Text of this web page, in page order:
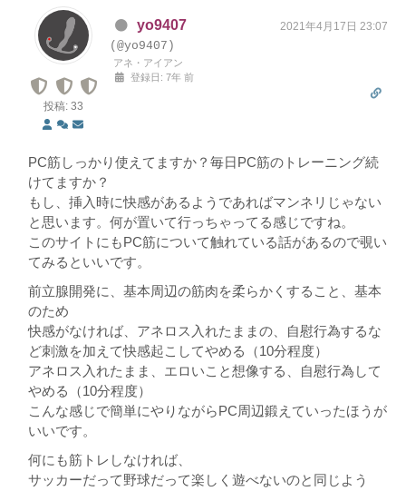
投稿: 33
yo9407 2021年4月17日 23:07
(@yo9407)
アネ・アイアン
登録日: 7年 前
PC筋しっかり使えてますか？毎日PC筋のトレーニング続
けてますか？
もし、挿入時に快感があるようであればマンネリじゃない
と思います。何が置いて行っちゃってる感じですね。
このサイトにもPC筋について触れている話があるので覗い
てみるといいです。
前立腺開発に、基本周辺の筋肉を柔らかくすること、基本
のため
快感がなければ、アネロス入れたままの、自慰行為するな
ど刺激を加えて快感起こしてやめる（10分程度）
アネロス入れたまま、エロいこと想像する、自慰行為して
やめる（10分程度）
こんな感じで簡単にやりながらPC周辺鍛えていったほうが
いいです。
何にも筋トレしなければ、
サッカーだって野球だって楽しく遊べないのと同じよう